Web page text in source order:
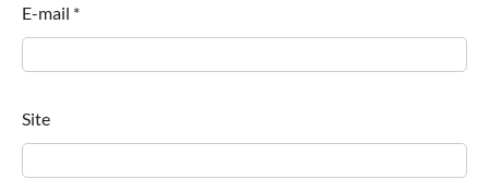
E-mail *
Site